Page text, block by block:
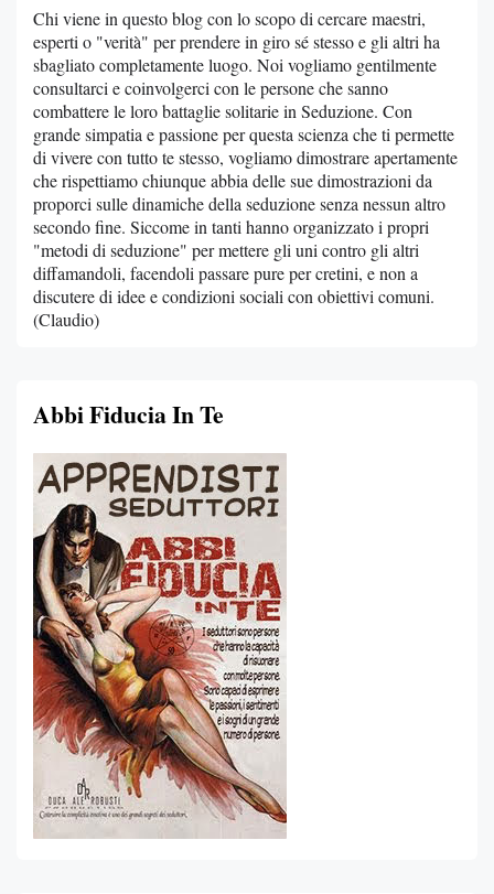
Chi viene in questo blog con lo scopo di cercare maestri,
esperti o "verità" per prendere in giro sé stesso e gli altri ha
sbagliato completamente luogo. Noi vogliamo gentilmente
consultarci e coinvolgerci con le persone che sanno
combattere le loro battaglie solitarie in Seduzione. Con
grande simpatia e passione per questa scienza che ti permette
di vivere con tutto te stesso, vogliamo dimostrare apertamente
che rispettiamo chiunque abbia delle sue dimostrazioni da
proporci sulle dinamiche della seduzione senza nessun altro
secondo fine. Siccome in tanti hanno organizzato i propri
"metodi di seduzione" per mettere gli uni contro gli altri
diffamandoli, facendoli passare pure per cretini, e non a
discutere di idee e condizioni sociali con obiettivi comuni.
(Claudio)
Abbi Fiducia In Te